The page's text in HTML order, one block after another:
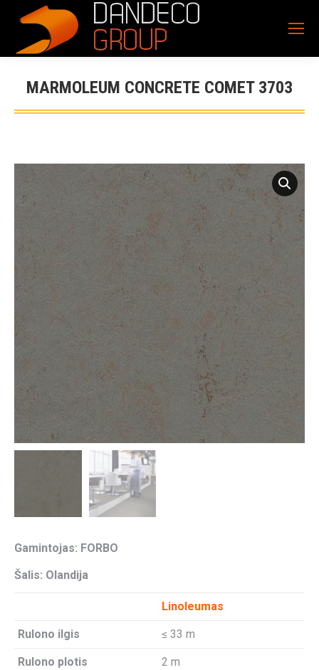
MARMOLEUM CONCRETE COMET 3703
Gamintojas: FORBO
Šalis: Olandija
Linoleumas
Rulono ilgis ≤ 33 m
Rulono plotis 2 m